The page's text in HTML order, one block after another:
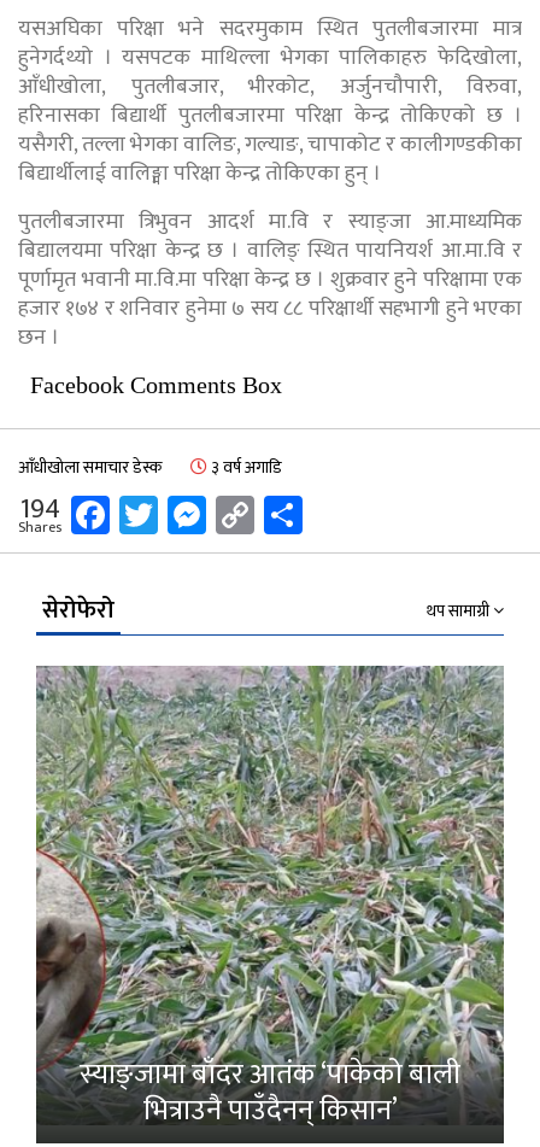
यसअघिका परिक्षा भने सदरमुकाम स्थित पुतलीबजारमा मात्र
हुनेगर्दथ्यो । यसपटक माथिल्ला भेगका पालिकाहरु फेदिखोला,
आँधीखोला, पुतलीबजार, भीरकोट, अर्जुनचौपारी, विरुवा,
हरिनासका बिद्यार्थी पुतलीबजारमा परिक्षा केन्द्र तोकिएको छ ।
यसैगरी, तल्ला भेगका वालिङ, गल्याङ, चापाकोट र कालीगण्डकीका
बिद्यार्थीलाई वालिङ्मा परिक्षा केन्द्र तोकिएका हुन् ।
पुतलीबजारमा त्रिभुवन आदर्श मा.वि र स्याङ्जा आ.माध्यमिक
बिद्यालयमा परिक्षा केन्द्र छ । वालिङ् स्थित पायनियर्श आ.मा.वि र
पूर्णामृत भवानी मा.वि.मा परिक्षा केन्द्र छ । शुक्रवार हुने परिक्षामा एक
हजार १७४ र शनिवार हुनेमा ७ सय ८८ परिक्षार्थी सहभागी हुने भएका
छन ।
Facebook Comments Box
आँधीखोला समाचार डेस्क ३ वर्ष अगाडि
194
Shares Facebook
Twitter
Messenger
Copy
Link
सेरोफेरो थप सामाग्री
स्याङ्जामा बाँदर आतंक ‘पाकेको बाली
भित्राउनै पाउँदैनन् किसान’